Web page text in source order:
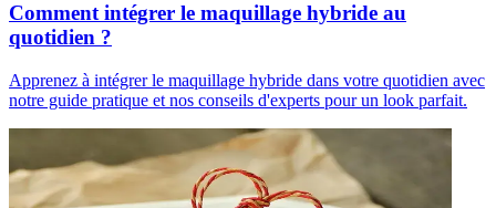
Comment intégrer le maquillage hybride au
quotidien ?
Apprenez à intégrer le maquillage hybride dans votre quotidien avec
notre guide pratique et nos conseils d'experts pour un look parfait.